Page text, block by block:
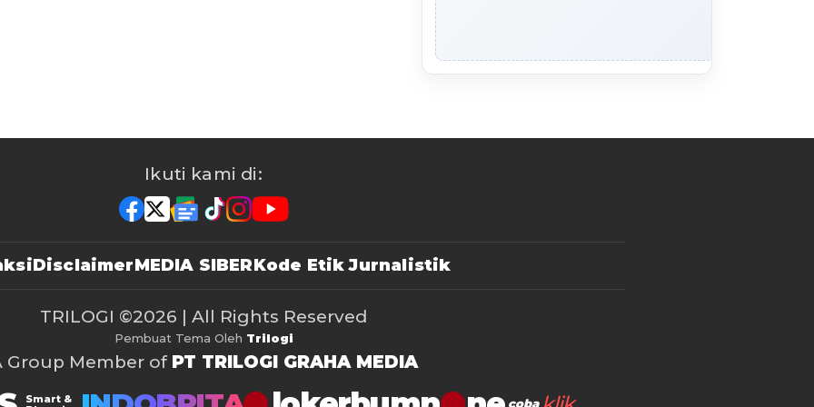
Ikuti kami di:
DisclaimerMEDIA SIBERKode Etik Jurnalistik
TRILOGI ©2026 | All Rights Reserved
Pembuat Tema Oleh Trilogi
Group Member of PT TRILOGI GRAHA MEDIA
Smart &
coba